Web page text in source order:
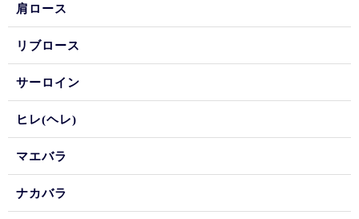
肩ロース
リブロース
サーロイン
ヒレ(ヘレ)
マエバラ
ナカバラ